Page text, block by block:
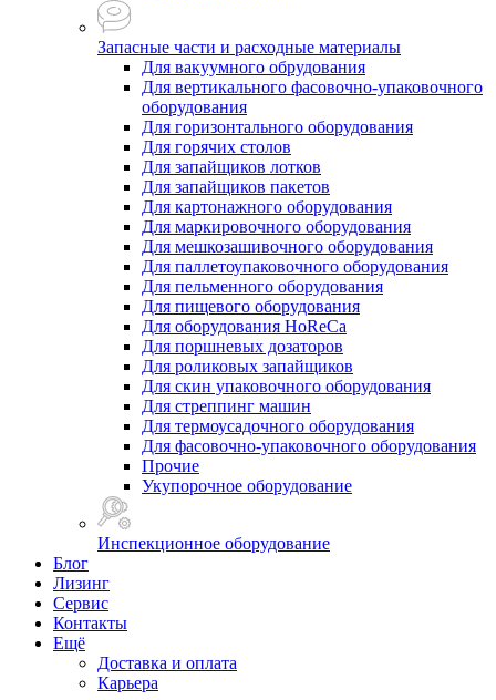
Запасные части и расходные материалы
Для вакуумного обрудования
Для вертикального фасовочно-упаковочного
оборудования
Для горизонтального оборудования
Для горячих столов
Для запайщиков лотков
Для запайщиков пакетов
Для картонажного оборудования
Для маркировочного оборудования
Для мешкозашивочного оборудования
Для паллетоупаковочного оборудования
Для пельменного оборудования
Для пищевого оборудования
Для оборудования HoReCa
Для поршневых дозаторов
Для роликовых запайщиков
Для скин упаковочного оборудования
Для стреппинг машин
Для термоусадочного оборудования
Для фасовочно-упаковочного оборудования
Прочие
Укупорочное оборудование
Инспекционное оборудование
Блог
Лизинг
Сервис
Контакты
Ещё
Доставка и оплата
Карьера